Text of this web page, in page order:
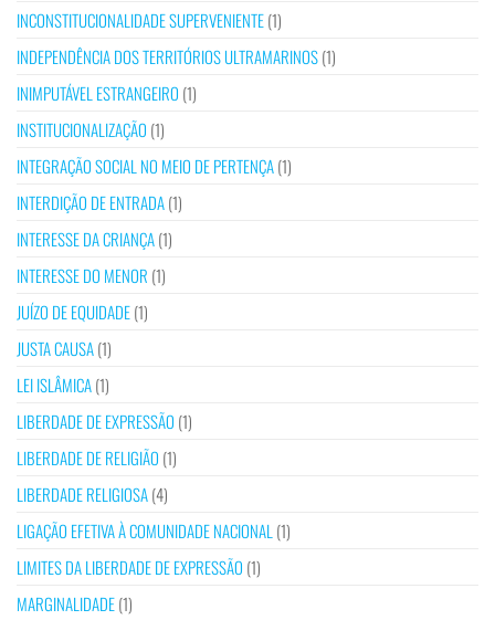
INCONSTITUCIONALIDADE SUPERVENIENTE(1)
INDEPENDÊNCIA DOS TERRITÓRIOS ULTRAMARINOS(1)
INIMPUTÁVEL ESTRANGEIRO (1)
INSTITUCIONALIZAÇÃO (1)
INTEGRAÇÃO SOCIAL NO MEIO DE PERTENÇA(1)
INTERDIÇÃO DE ENTRADA(1)
INTERESSE DA CRIANÇA(1)
INTERESSE DO MENOR (1)
JUÍZO DE EQUIDADE(1)
JUSTA CAUSA(1)
LEI ISLÂMICA(1)
LIBERDADE DE EXPRESSÃO (1)
LIBERDADE DE RELIGIÃO (1)
LIBERDADE RELIGIOSA(4)
LIGAÇÃO EFETIVA À COMUNIDADE NACIONAL (1)
LIMITES DA LIBERDADE DE EXPRESSÃO (1)
MARGINALIDADE(1)